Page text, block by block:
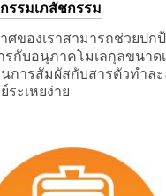
รรมเภสัชกรรม
ศของเราสามารถช่วยปก
กับอนุภาคโมเลกุลขนาด
ารสัมผัสกับสารตัวทำละ
ะเหยง่าย